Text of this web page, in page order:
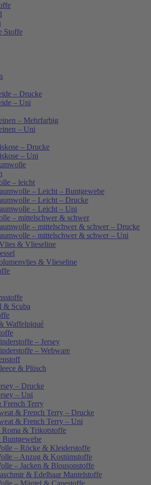
Stoffe
– Drucke
– Uni
– Mehrfarbig
– Uni
– Drucke
– Uni
– leicht
– Leicht – Buntgewebe
– Leicht – Drucke
– Leicht – Uni
– mittelschwer & schwer
– mittelschwer & schwer – Drucke
– mittelschwer & schwer – Uni
& Vlieseline
& Vlieseline
& Scuba
Waffelpiqué
– Jersey
– Webware
& Plüsch
– Drucke
– Uni
French Terry
& French Terry – Drucke
& French Terry – Uni
Roma & Trikotstoffe
– Röcke & Kleiderstoffe
– Anzug & Kostümstoffe
– Jacken & Blousonstoffe
& Edelhaar Mantelstoffe
– Mäntel & Capestoffe